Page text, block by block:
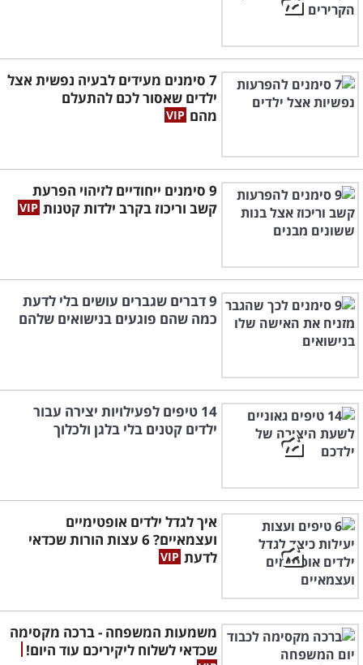
7 סימנים מעידים לבעיה נפשית אצל
ילדים שאסור לכם להתעלם
מהם
9 סימנים ייחודיים לזיהוי הפרעת
קשב וריכוז בקרב ילדות קטנות
9 דברים שגברים עושים בלי לדעת
כמה שהם פוגעים בנישואים שלהם
14 טיפים לפעילויות יצירה עבור
ילדים קטנים בלי בלגן ולכלוך
איך לגדל ילדים אופטימיים
ועצמאיים? 6 עצות הורות שכדאי
לדעת
משמעות המשפחה - ברכה מקסימה
שכדאי לשלוח ליקיריכם עוד היום!